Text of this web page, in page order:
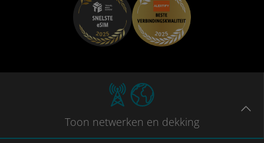
Toon netwerken en dekking